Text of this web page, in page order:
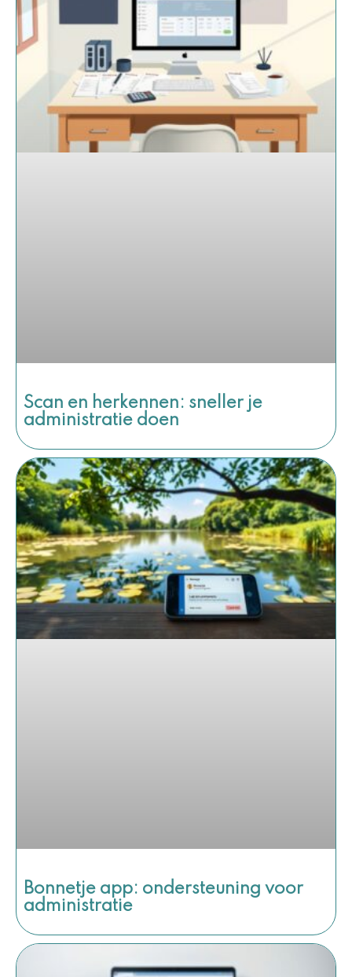
Scan en herkennen: sneller je
administratie doen
Bonnetje app: ondersteuning voor
administratie